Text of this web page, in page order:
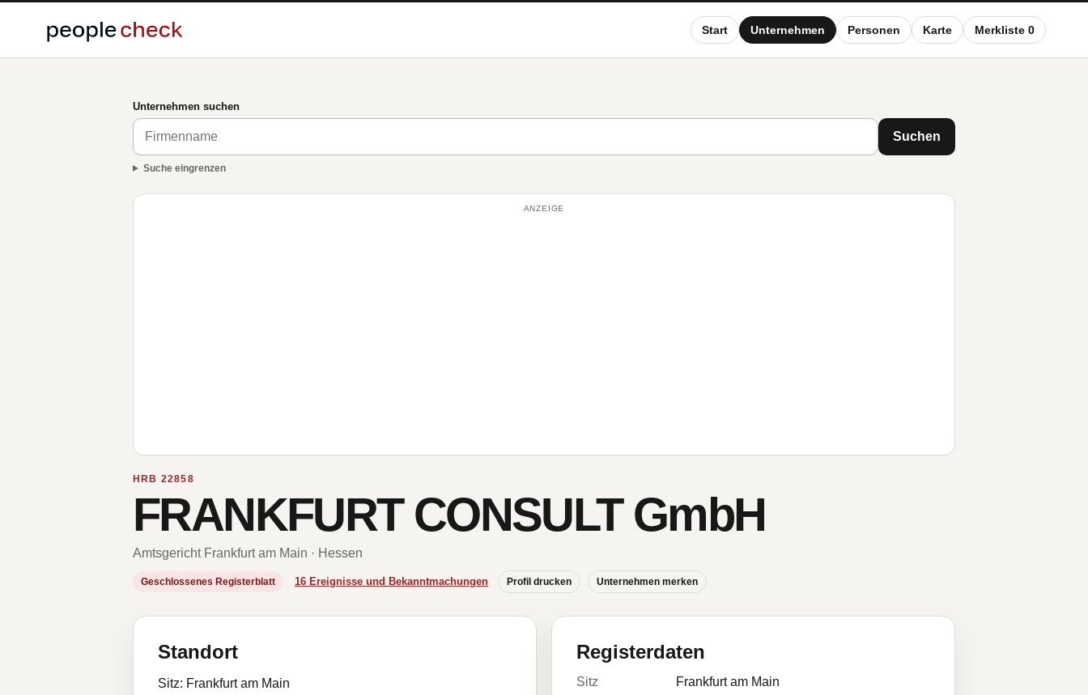
Start Unternehmen Personen Karte Merkliste 0
Unternehmen suchen
Suchen
Suche eingrenzen
ANZEIGE
HRB 22858
FRANKFURT CONSULT GmbH
Amtsgericht Frankfurt am Main · Hessen
Geschlossenes Registerblatt 16 Ereignisse und Bekanntmachungen Profil drucken Unternehmen merken
Standort
Sitz: Frankfurt am Main
Registerdaten
Sitz
Frankfurt am Main